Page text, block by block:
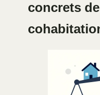
concrets